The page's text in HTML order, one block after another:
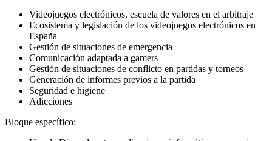
Videojuegos electrónicos, escuela de valores en el arbitraje
Ecosistema y legislación de los videojuegos electrónicos en
España
Gestión de situaciones de emergencia
Comunicación adaptada a gamers
Gestión de situaciones de conflicto en partidas y torneos
Generación de informes previos a la partida
Seguridad e higiene
Adicciones
Bloque específico: